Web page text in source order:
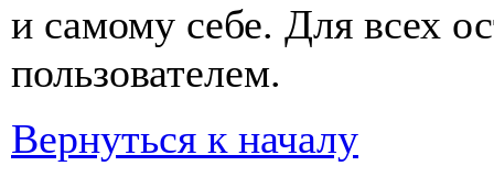
и самому себе. Для всех
пользователем.
Вернуться к началу